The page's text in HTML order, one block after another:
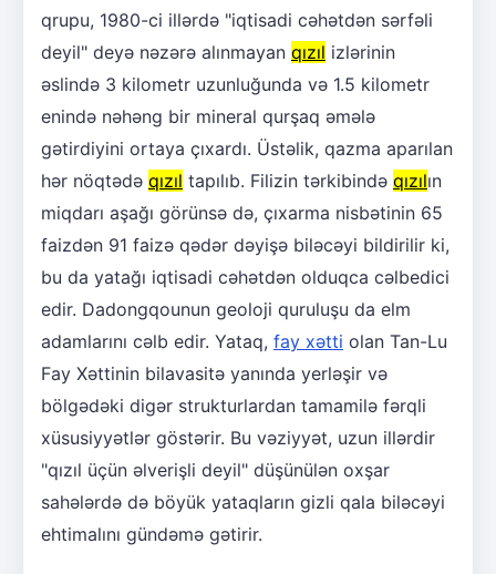
qrupu, 1980-ci illərdə "iqtisadi cəhətdən sərfəli
deyil" deyə nəzərə alınmayan qızıl izlərinin
əslində 3 kilometr uzunluğunda və 1.5 kilometr
enində nəhəng bir mineral qurşaq əmələ
gətirdiyini ortaya çıxardı. Üstəlik, qazma aparılan
hər nöqtədə qızıl tapılıb. Filizin tərkibində qızılın
miqdarı aşağı görünsə də, çıxarma nisbətinin 65
faizdən 91 faizə qədər dəyişə biləcəyi bildirilir ki,
bu da yatağı iqtisadi cəhətdən olduqca cəlbedici
edir. Dadongqounun geoloji quruluşu da elm
adamlarını cəlb edir. Yataq, fay xətti olan Tan-Lu
Fay Xəttinin bilavasitə yanında yerləşir və
bölgədəki digər strukturlardan tamamilə fərqli
xüsusiyyətlər göstərir. Bu vəziyyət, uzun illərdir
"qızıl üçün əlverişli deyil" düşünülən oxşar
sahələrdə də böyük yataqların gizli qala biləcəyi
ehtimalını gündəmə gətirir.